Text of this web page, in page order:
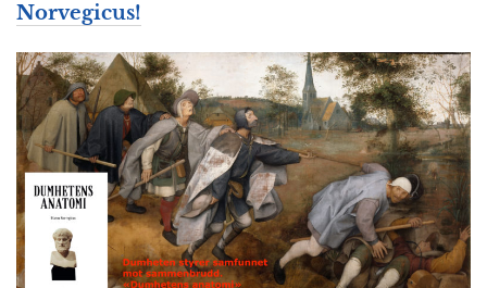
Norvegicus!